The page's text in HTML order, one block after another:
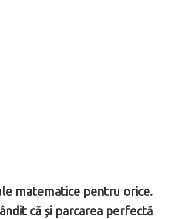
matematice pentru orice.
că și parcarea perfectă